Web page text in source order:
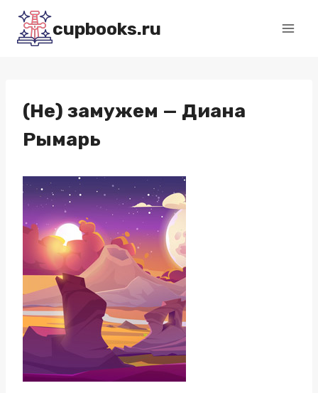
Перейти
содержимому
cupbooks.ru
(Не) замужем — Диана
Рымарь